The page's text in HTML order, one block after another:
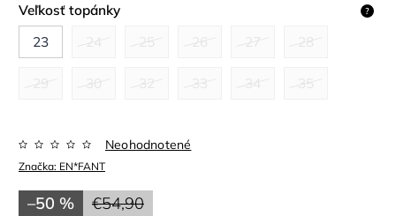
Veľkosť topánky ?
23
Značka: EN*FANT
Neohodnotené
€54,90
–50 %